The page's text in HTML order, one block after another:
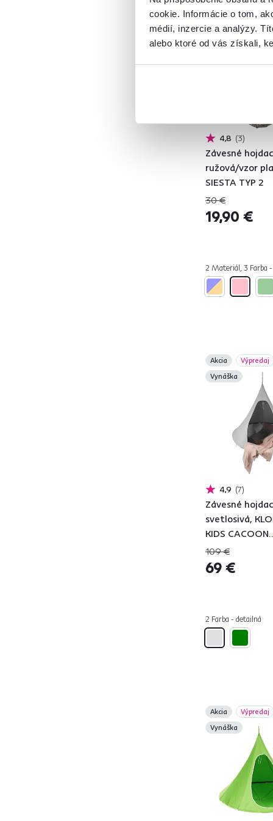
cookie. Informácie o tom,
médií, inzercie a analýzy.
alebo ktoré od vás získali,
Akcia
Výpredaj
4,8 3
Závesné
ružová/vzor
SIESTA TYP 2
30 €
19,90 €
2 Materiál, 3 Farba
Akcia
Výpredaj
Vynáška
4,9 7
Závesné
svetlosivá,
KIDS CACOON
HAMMOCK
109 €
69 €
2 Farba - detailná
Akcia
Výpredaj
Vynáška